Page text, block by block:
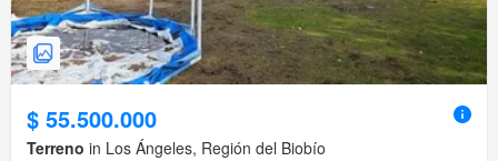
$ 55.500.000
Terreno in Los Ángeles, Región del Biobío